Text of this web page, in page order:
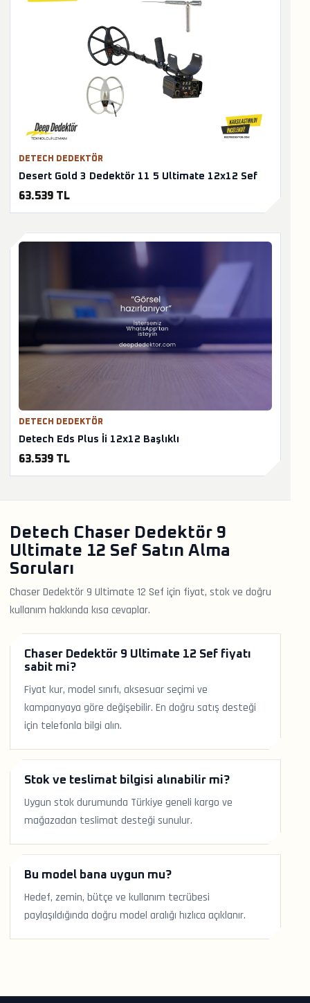
DETECH DEDEKTÖR
Desert Gold 3 Dedektör 11 5 Ultimate 12x12 Sef
63.539 TL
DETECH DEDEKTÖR
Detech Eds Plus İi 12x12 Başlıklı
63.539 TL
Detech Chaser Dedektör 9
Ultimate 12 Sef Satın Alma
Soruları
Chaser Dedektör 9 Ultimate 12 Sef için fiyat, stok ve doğru
kullanım hakkında kısa cevaplar.
Chaser Dedektör 9 Ultimate 12 Sef fiyatı
sabit mi?
Fiyat kur, model sınıfı, aksesuar seçimi ve
kampanyaya göre değişebilir. En doğru satış desteği
için telefonla bilgi alın.
Stok ve teslimat bilgisi alınabilir mi?
Uygun stok durumunda Türkiye geneli kargo ve
mağazadan teslimat desteği sunulur.
Bu model bana uygun mu?
Hedef, zemin, bütçe ve kullanım tecrübesi
paylaşıldığında doğru model aralığı hızlıca açıklanır.